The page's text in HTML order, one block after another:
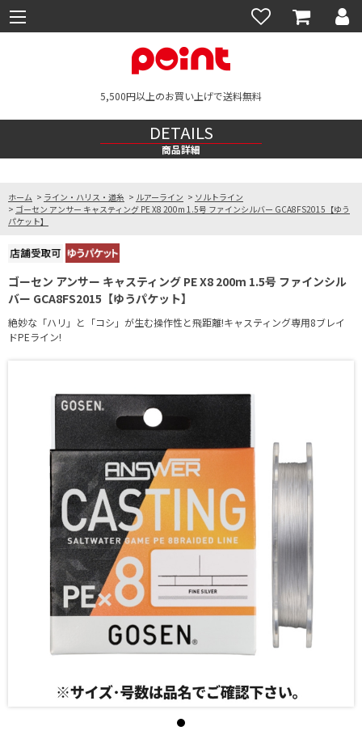
5,500円以上のお買い上げで送料無料
DETAILS
商品詳細
ホーム > ライン・ハリス・道糸 > ルアーライン > ソルトライン
> ゴーセン アンサー キャスティング PE X8 200m 1.5号 ファインシルバー GCA8FS2015【ゆう
パケット】
ゴーセン アンサー キャスティング PE X8 200m 1.5号 ファインシル
バー GCA8FS2015【ゆうパケット】
絶妙な「ハリ」と「コシ」が生む操作性と飛距離!キャスティング専用8ブレイ
ドPEライン!